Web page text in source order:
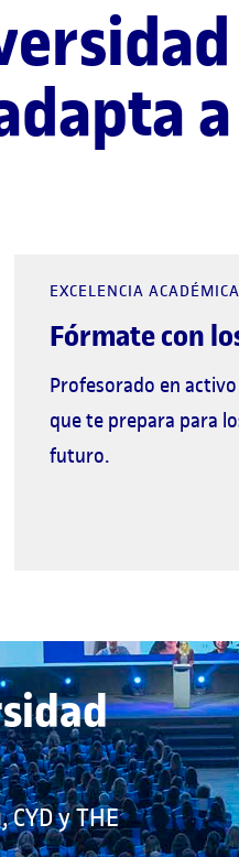
EXCELENCIA ACADÉMICA
Fórmate con
Profesorado en
que te prepara para
futuro.
y THE